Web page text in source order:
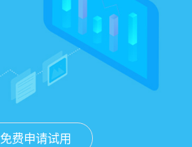
免费申请试用
免费申请试用
免费申请试用
免费申请试用